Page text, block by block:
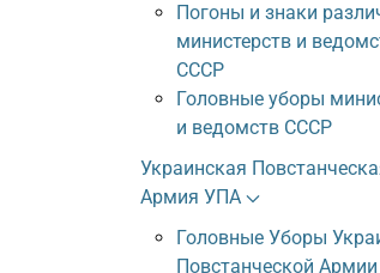
Погоны и знаки
министерств и
СССР
Головные уборы
и ведомств СССР
Украинская
Армия УПА
Головные Уборы
Повстанческой Армии